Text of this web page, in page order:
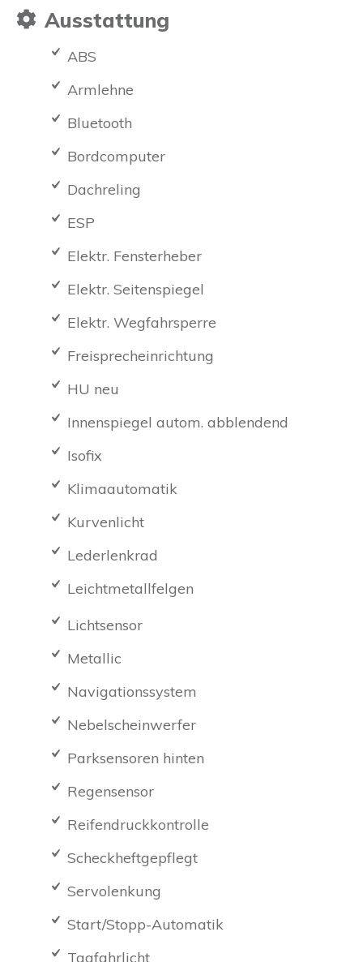
Ausstattung
ABS
Armlehne
Bluetooth
Bordcomputer
Dachreling
ESP
Elektr. Fensterheber
Elektr. Seitenspiegel
Elektr. Wegfahrsperre
Freisprecheinrichtung
HU neu
Innenspiegel autom. abblendend
Isofix
Klimaautomatik
Kurvenlicht
Lederlenkrad
Leichtmetallfelgen
Lichtsensor
Metallic
Navigationssystem
Nebelscheinwerfer
Parksensoren hinten
Regensensor
Reifendruckkontrolle
Scheckheftgepflegt
Servolenkung
Start/Stopp-Automatik
Tagfahrlicht